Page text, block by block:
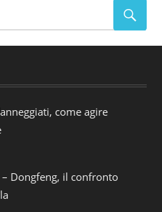
come agire
Dongfeng, il confronto